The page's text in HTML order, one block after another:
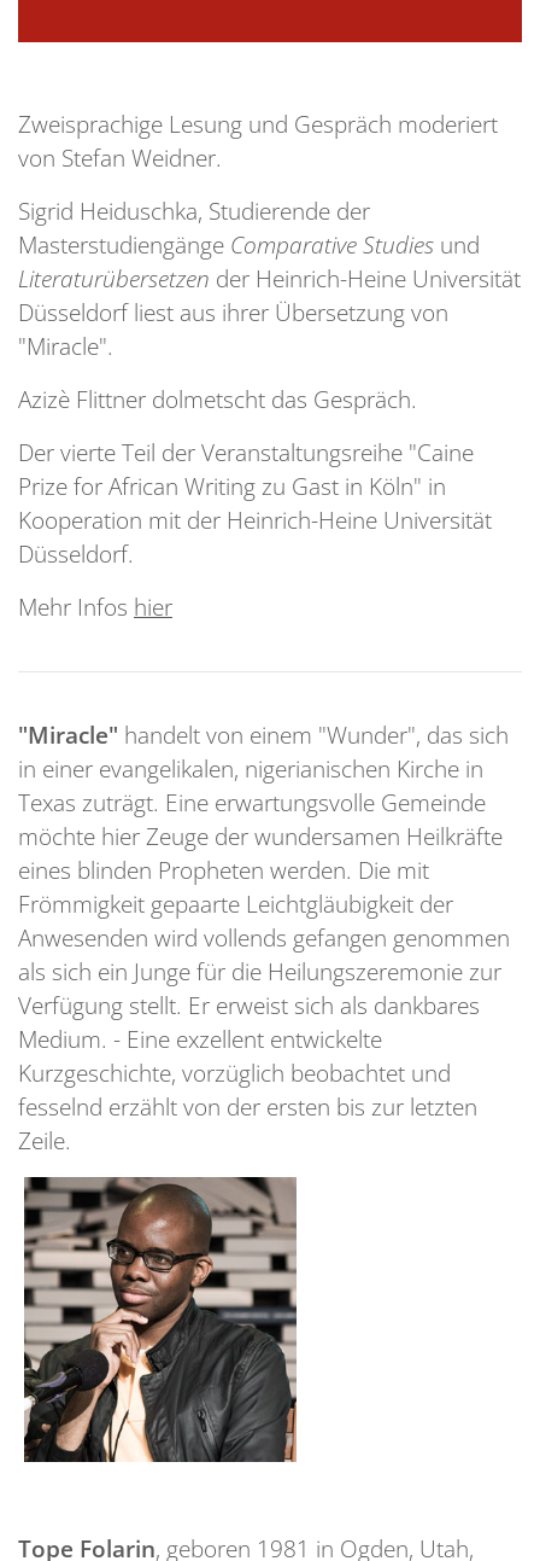
Zweisprachige Lesung und Gespräch moderiert
von Stefan Weidner.
Sigrid Heiduschka, Studierende der
Masterstudiengänge Comparative Studies und
Literaturübersetzen der Heinrich-Heine Universität
Düsseldorf liest aus ihrer Übersetzung von
"Miracle".
Azizè Flittner dolmetscht das Gespräch.
Der vierte Teil der Veranstaltungsreihe "Caine
Prize for African Writing zu Gast in Köln" in
Kooperation mit der Heinrich-Heine Universität
Düsseldorf.
Mehr Infos hier
"Miracle" handelt von einem "Wunder", das sich
in einer evangelikalen, nigerianischen Kirche in
Texas zuträgt. Eine erwartungsvolle Gemeinde
möchte hier Zeuge der wundersamen Heilkräfte
eines blinden Propheten werden. Die mit
Frömmigkeit gepaarte Leichtgläubigkeit der
Anwesenden wird vollends gefangen genommen
als sich ein Junge für die Heilungszeremonie zur
Verfügung stellt. Er erweist sich als dankbares
Medium. - Eine exzellent entwickelte
Kurzgeschichte, vorzüglich beobachtet und
fesselnd erzählt von der ersten bis zur letzten
Zeile.
Tope Folarin, geboren 1981 in Ogden, Utah,